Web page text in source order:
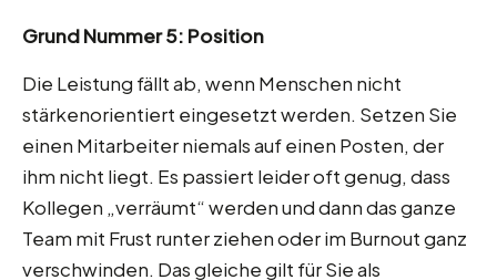
Grund Nummer 5: Position
Die Leistung fällt ab, wenn Menschen nicht
stärkenorientiert eingesetzt werden. Setzen Sie
einen Mitarbeiter niemals auf einen Posten, der
ihm nicht liegt. Es passiert leider oft genug, dass
Kollegen „verräumt“ werden und dann das ganze
Team mit Frust runter ziehen oder im Burnout ganz
verschwinden. Das gleiche gilt für Sie als